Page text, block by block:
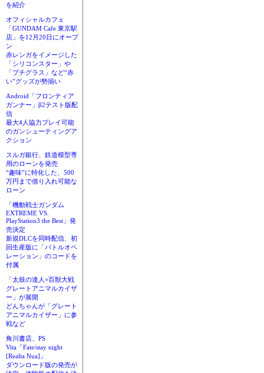
を紹介
オフィシャルカフェ
「GUNDAM Cafe 東京駅
店」を12月20日にオープ
ン
赤レンガをイメージした
「シリコンスター」や
「プチグラス」など“赤
い”グッズが勢揃い
Android「フロンティア
ガンナー」β2テスト版配
信
最大4人協力プレイ可能
のガンシューティングア
クション
スルガ銀行、鉄道模型専
用のローンを発売
“趣味”に特化した、500
万円まで借り入れ可能な
ローン
「機動戦士ガンダム
EXTREME VS.
PlayStation3 the Best」発
売決定
新規DLCを同時配信、初
回生産版に「バトルオペ
レーション」のコードを
付属
「太鼓の達人×百獣大戦
グレートアニマルカイザ
ー」が展開
どんちゃんが「グレート
アニマルカイザー」に参
戦など
角川書店、PS
Vita「Fate/stay night
[Realta Nua]」
ダウンロード版の発売が